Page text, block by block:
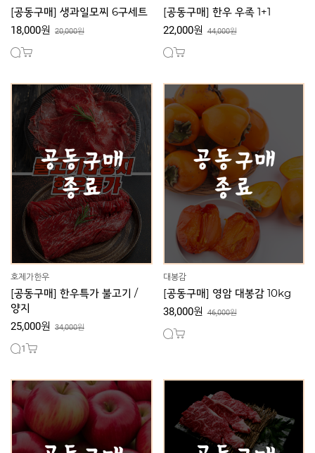
[공동구매] 생과일모찌 6구세트
18,000원 20,000원
[공동구매] 한우 우족 1+1
22,000원 44,000원
호제가한우
[공동구매] 한우특가 불고기 /
양지
25,000원 34,000원
1
대봉감
[공동구매] 영암 대봉감 10kg
38,000원 46,000원